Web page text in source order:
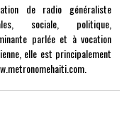
de radio généraliste
sociale, politique,
parlée et à vocation
elle est principalement